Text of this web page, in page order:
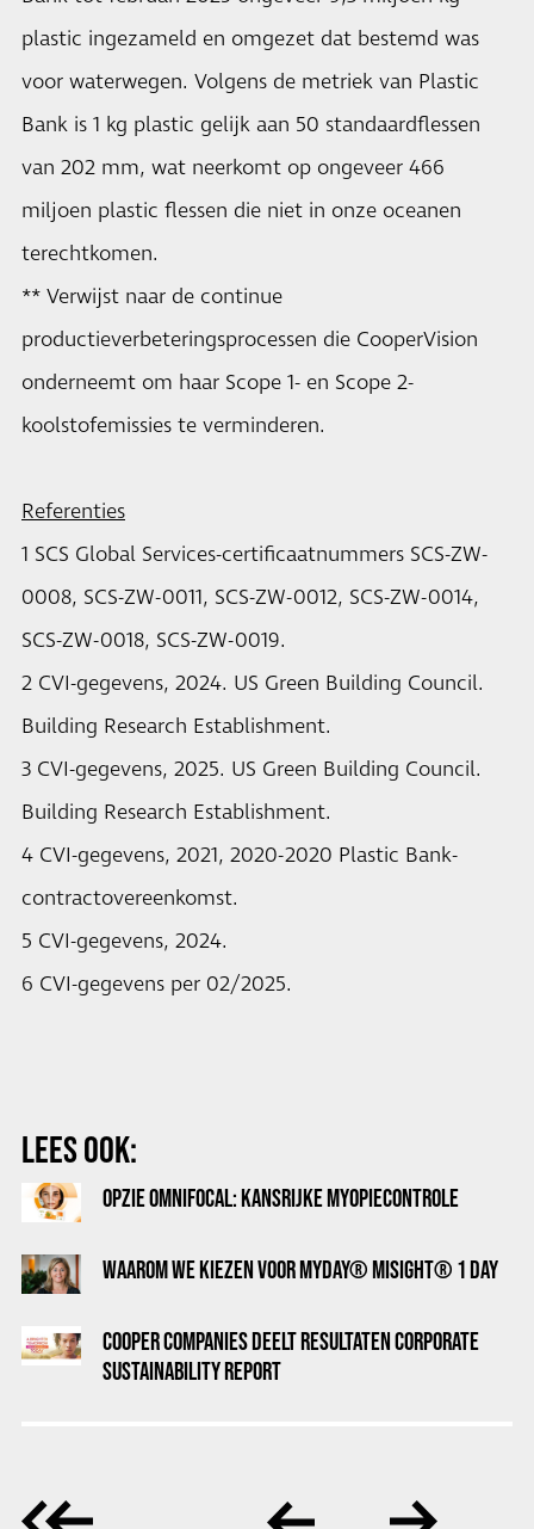
plastic ingezameld en omgezet dat bestemd was
voor waterwegen. Volgens de metriek van Plastic
Bank is 1 kg plastic gelijk aan 50 standaardflessen
van 202 mm, wat neerkomt op ongeveer 466
miljoen plastic flessen die niet in onze oceanen
terechtkomen.
** Verwijst naar de continue
productieverbeteringsprocessen die CooperVision
onderneemt om haar Scope 1- en Scope 2-
koolstofemissies te verminderen.
Referenties
1 SCS Global Services-certificaatnummers SCS-ZW-
0008, SCS-ZW-0011, SCS-ZW-0012, SCS-ZW-0014,
SCS-ZW-0018, SCS-ZW-0019.
2 CVI-gegevens, 2024. US Green Building Council.
Building Research Establishment.
3 CVI-gegevens, 2025. US Green Building Council.
Building Research Establishment.
4 CVI-gegevens, 2021, 2020-2020 Plastic Bank-
contractovereenkomst.
5 CVI-gegevens, 2024.
6 CVI-gegevens per 02/2025.
LEES OOK:
OPZIE OMNIFOCAL: KANSRIJKE MYOPIECONTROLE
WAAROM WE KIEZEN VOOR MYDAY® MISIGHT® 1 DAY
COOPER COMPANIES DEELT RESULTATEN CORPORATE
SUSTAINABILITY REPORT